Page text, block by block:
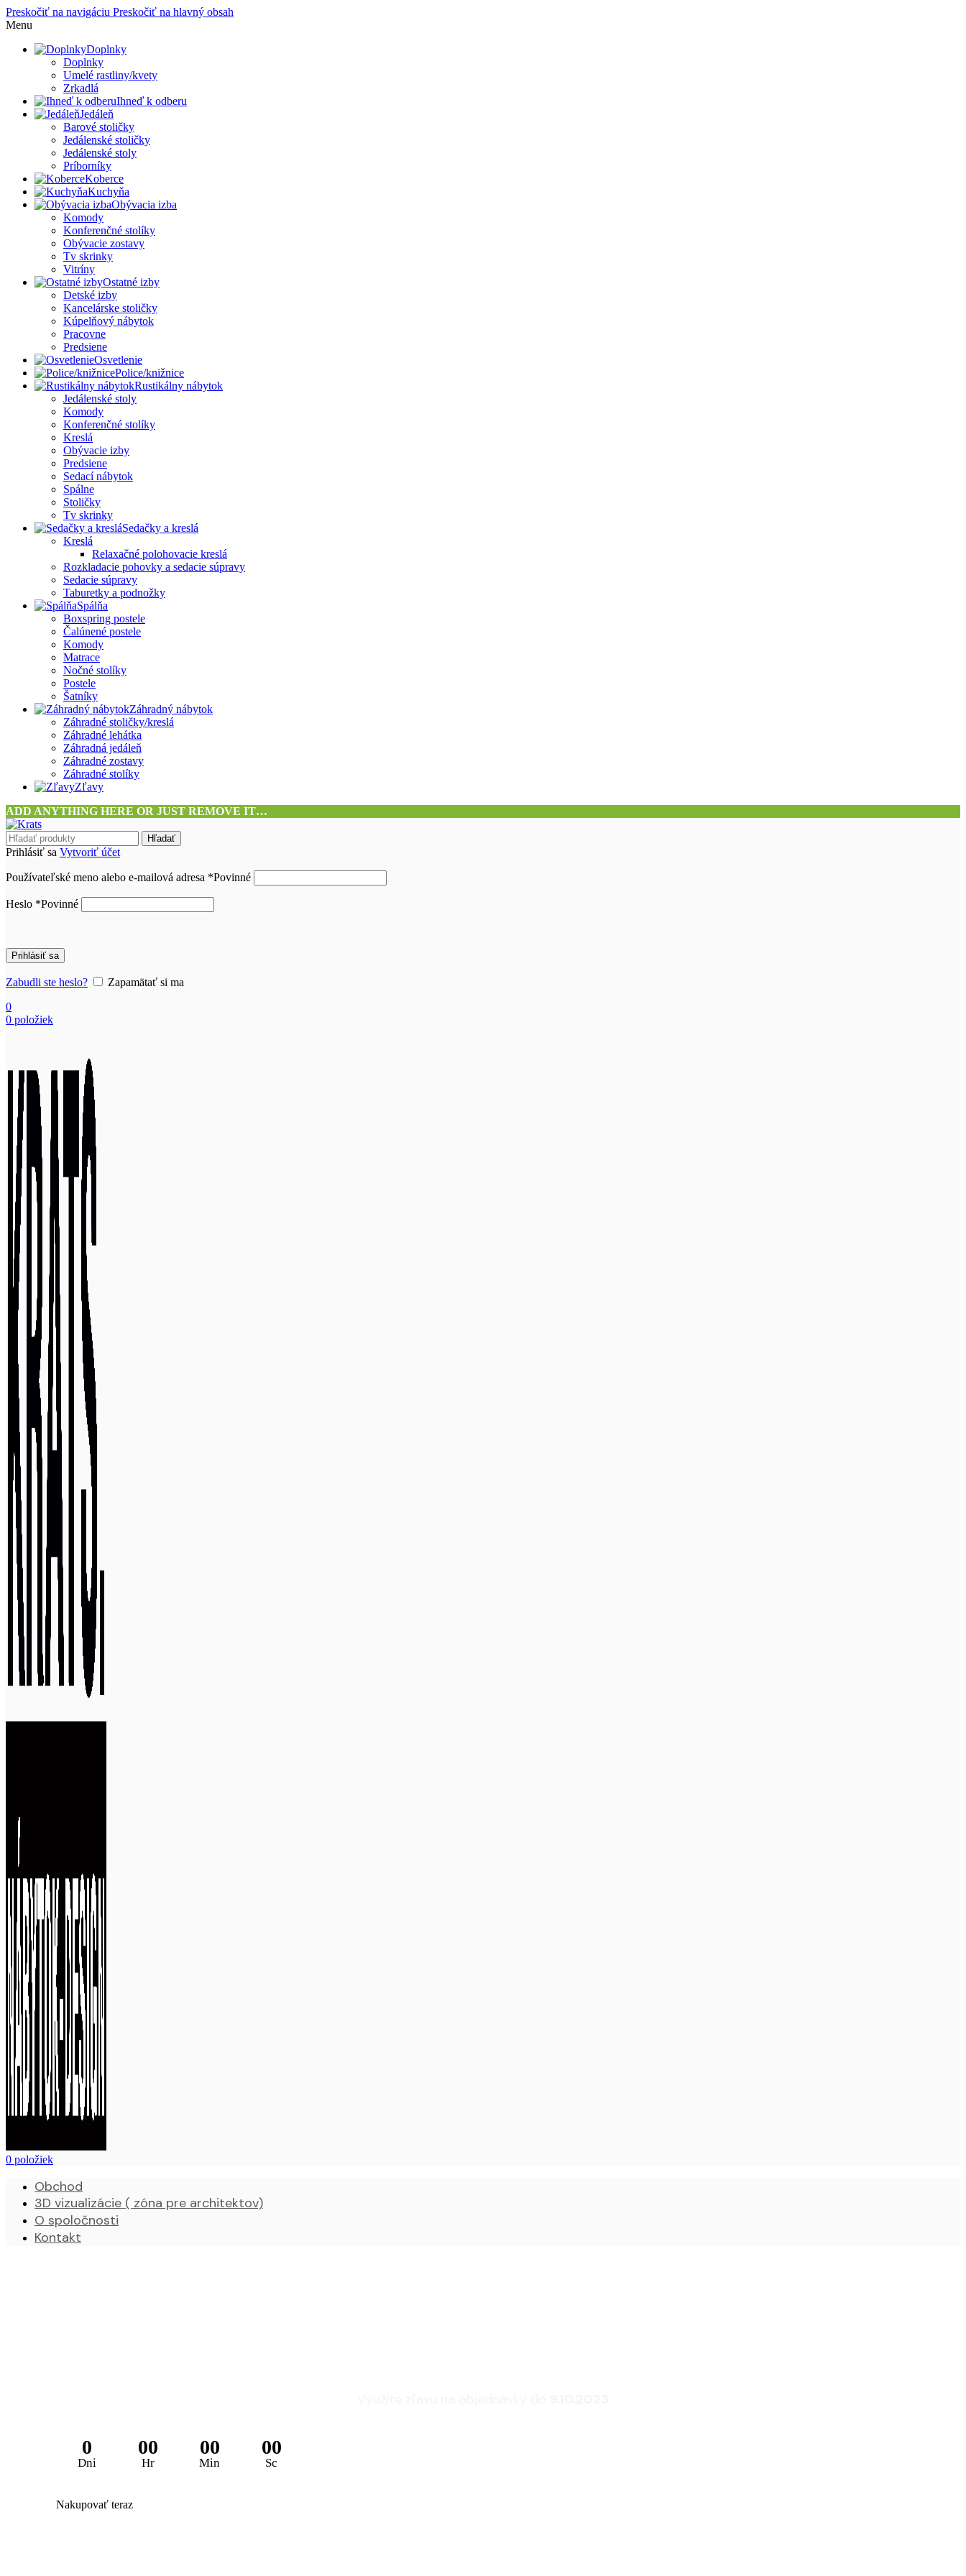
Preskočiť na navigáciu Preskočiť na hlavný obsah
Menu
Doplnky
Doplnky
Umelé rastliny/kvety
Zrkadlá
Ihneď k odberu
Jedáleň
Barové stoličky
Jedálenské stoličky
Jedálenské stoly
Príborníky
Koberce
Kuchyňa
Obývacia izba
Komody
Konferenčné stolíky
Obývacie zostavy
Tv skrinky
Vitríny
Ostatné izby
Detské izby
Kancelárske stoličky
Kúpelňový nábytok
Pracovne
Predsiene
Osvetlenie
Police/knižnice
Rustikálny nábytok
Jedálenské stoly
Komody
Konferenčné stolíky
Kreslá
Obývacie izby
Predsiene
Sedací nábytok
Spálne
Stoličky
Tv skrinky
Sedačky a kreslá
Kreslá
Relaxačné polohovacie kreslá
Rozkladacie pohovky a sedacie súpravy
Sedacie súpravy
Taburetky a podnožky
Spálňa
Boxspring postele
Čalúnené postele
Komody
Matrace
Nočné stolíky
Postele
Šatníky
Záhradný nábytok
Záhradné stoličky/kreslá
Záhradné lehátka
Záhradná jedáleň
Záhradné zostavy
Záhradné stolíky
Zľavy
ADD ANYTHING HERE OR JUST REMOVE IT…
Hľadať
Prihlásiť sa Vytvoriť účet
Používateľské meno alebo e-mailová adresa *Povinné
Heslo *Povinné
Prihlásiť sa
Zabudli ste heslo?
Zapamätať si ma
0
0 položiek
0 položiek
Obchod
3D vizualizácie ( zóna pre architektov)
O spoločnosti
Kontakt
0
Dni
00
Hr
00
Min
00
Sc
Nakupovať teraz